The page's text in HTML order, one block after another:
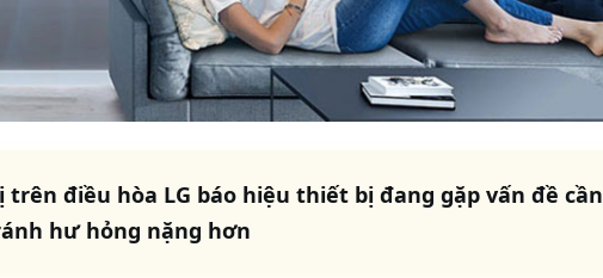
điều hòa LG báo hiệu thiết bị đang gặp vấn đề cần
hư hỏng nặng hơn